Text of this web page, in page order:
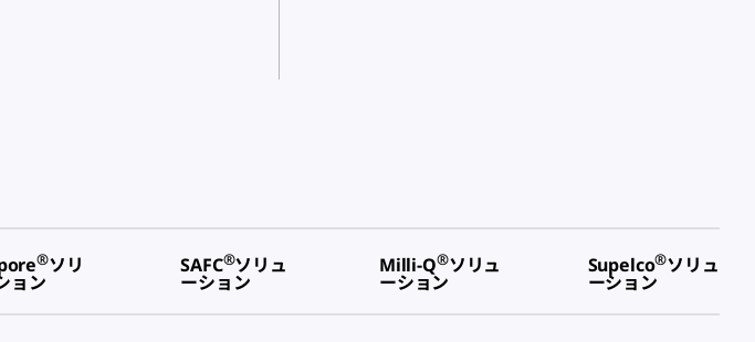
®ソリ
ョン
SAFC®ソリュ
ーション
Milli-Q®ソリュ
ーション
Supelco®ソリュ
ーション